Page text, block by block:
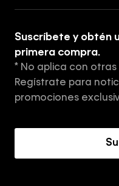
Tiendas
Aviso de privacidad
Términos y
Suscríbete y obtén
primera compra.
* No aplica con
Regístrate para
promociones